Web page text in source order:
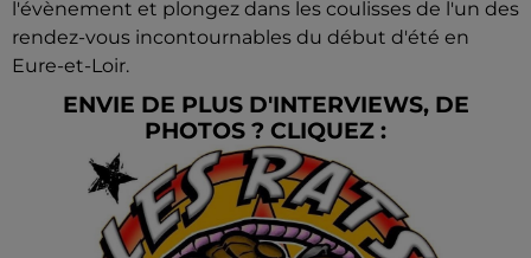
l'évènement et plongez dans les coulisses de l'un des
rendez-vous incontournables du début d'été en
Eure-et-Loir.
ENVIE DE PLUS D'INTERVIEWS, DE
PHOTOS ? CLIQUEZ :